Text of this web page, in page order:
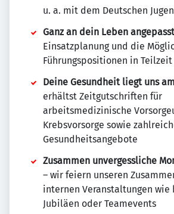
u. a. mit dem Deutschen
Ganz an dein Leben angepasst
Einsatzplanung und die
Führungspositionen in Teilzeit
Deine Gesundheit liegt uns
erhältst Zeitgutschriften für
arbeitsmedizinische
Krebsvorsorge sowie
Gesundheitsangebote
Zusammen unvergessliche
– wir feiern unseren
internen Veranstaltungen wie
Jubiläen oder Teamevents